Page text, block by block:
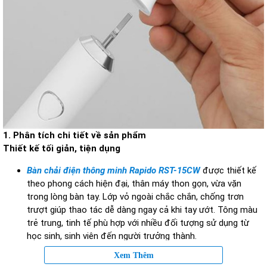
1. Phân tích chi tiết về sản phẩm
Thiết kế tối giản, tiện dụng
Bàn chải điện thông minh Rapido RST-15CWđược thiết kế
theo phong cách hiện đại, thân máy thon gọn, vừa vặn
trong lòng bàn tay. Lớp vỏ ngoài chắc chắn, chống trơn
trượt giúp thao tác dễ dàng ngay cả khi tay ướt. Tông màu
trẻ trung, tinh tế phù hợp với nhiều đối tượng sử dụng từ
học sinh, sinh viên đến người trưởng thành.
Đầu bàn chải nhỏ gọn, sợi lông mềm mại giúp dễ dàng tiếp
cận các vị trí khó làm sạch như kẽ răng, mặt trong răng
Xem Thêm